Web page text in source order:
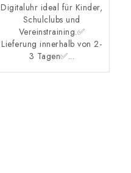
Digitaluhr ideal für Kinder,
Schulclubs und
Vereinstraining.✅
Lieferung innerhalb von 2-
3 Tagen✅...